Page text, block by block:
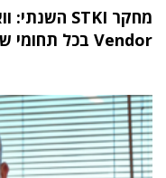
Vendor בכל תחומי שוק ה-IT